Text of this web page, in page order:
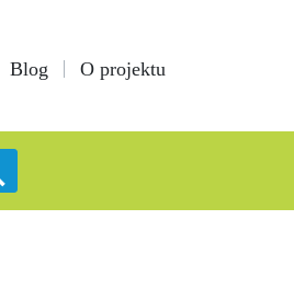
Blog O projektu